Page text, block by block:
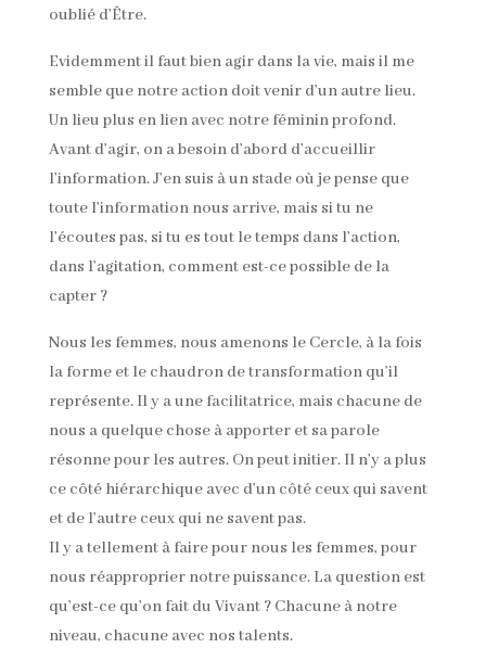
oublié d’Être.
Evidemment il faut bien agir dans la vie, mais il me
semble que notre action doit venir d’un autre lieu.
Un lieu plus en lien avec notre féminin profond.
Avant d’agir, on a besoin d’abord d’accueillir
l’information. J’en suis à un stade où je pense que
toute l’information nous arrive, mais si tu ne
l’écoutes pas, si tu es tout le temps dans l’action,
dans l’agitation, comment est-ce possible de la
capter ?
Nous les femmes, nous amenons le Cercle, à la fois
la forme et le chaudron de transformation qu’il
représente. Il y a une facilitatrice, mais chacune de
nous a quelque chose à apporter et sa parole
résonne pour les autres. On peut initier. Il n’y a plus
ce côté hiérarchique avec d’un côté ceux qui savent
et de l’autre ceux qui ne savent pas.
Il y a tellement à faire pour nous les femmes, pour
nous réapproprier notre puissance. La question est
qu’est-ce qu’on fait du Vivant ? Chacune à notre
niveau, chacune avec nos talents.